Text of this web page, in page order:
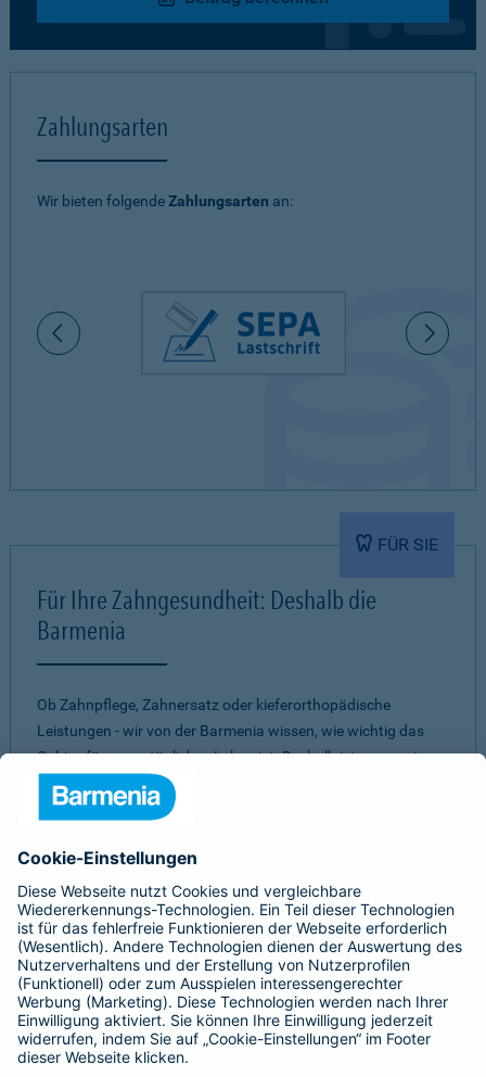
Zahlungsarten
Wir bieten folgendeZahlungsarten an:
FÜR SIE
Für Ihre Zahngesundheit: Deshalb die
Barmenia
Ob Zahnpflege, Zahnersatz oder kieferorthopädische
Leistungen - wir von der Barmenia wissen, wie wichtig das
Gebiss für unser tägliches Leben ist. Deshalb ist es uns ein
Anliegen, Ihnen einumfassendes und individuelles
Vorsorge-Paketzu bieten. Mit einer unserer
hohen Eigenanteils Abstriche bei zahnärztlichen
Behandlungen machen. Dabei ist es uns wichtig, für jeden
einen passenden Schutz zu finden. Daher können Sie aus
verschiedenen Tarifendie beste Zahnversicherung
auswählen.Egal für welches unserer Produkte Sie sich
entscheiden - bei allen unseren Tarifen erwartet Sie ein
Preis-Leistungs-Verhältnis.
Sie sind unsicher, welche Zahnvorsorge für Sie am besten